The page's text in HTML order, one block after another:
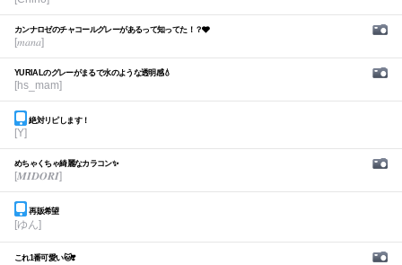
カンナロゼのチャコールグレーがあるって知ってた！？🩶
[𝑚𝑎𝑛𝑎]
YURIALのグレーがまるで水のような透明感💧
[hs_mam]
絶対リピします！
[Y]
めちゃくちゃ綺麗なカラコン✨
[𝑴𝑰𝑫𝑶𝑹𝑰]
再販希望
[ゆん]
これ1番可愛い🐱❣️